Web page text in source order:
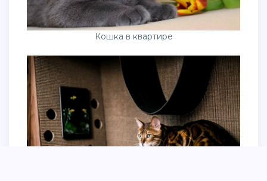
Кошка в квартире